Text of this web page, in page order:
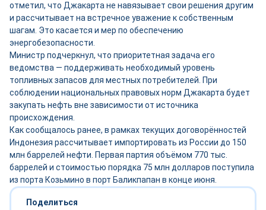
отметил, что Джакарта не навязывает свои решения другим
и рассчитывает на встречное уважение к собственным
шагам. Это касается и мер по обеспечению
энергобезопасности.
Министр подчеркнул, что приоритетная задача его
ведомства — поддерживать необходимый уровень
топливных запасов для местных потребителей. При
соблюдении национальных правовых норм Джакарта будет
закупать нефть вне зависимости от источника
происхождения.
Как сообщалось ранее, в рамках текущих договорённостей
Индонезия рассчитывает импортировать из России до 150
млн баррелей нефти. Первая партия объёмом 770 тыс.
баррелей и стоимостью порядка 75 млн долларов поступила
из порта Козьмино в порт Баликпапан в конце июня.
Поделиться